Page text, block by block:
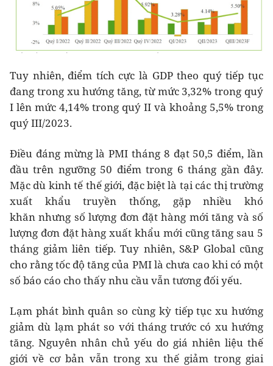
Tuy nhiên, điểm tích cực là GDP theo quý tiếp tục
đang trong xu hướng tăng, từ mức 3,32% trong quý
I lên mức 4,14% trong quý II và khoảng 5,5% trong
quý III/2023.
Điều đáng mừng là PMI tháng 8 đạt 50,5 điểm, lần
đầu trên ngưỡng 50 điểm trong 6 tháng gần đây.
Mặc dù kinh tế thế giới, đặc biệt là tại các thị trường
xuất khẩu truyền thống, gặp nhiều khó
khăn nhưng số lượng đơn đặt hàng mới tăng và số
lượng đơn đặt hàng xuất khẩu mới cũng tăng sau 5
tháng giảm liên tiếp. Tuy nhiên, S&P Global cũng
cho rằng tốc độ tăng của PMI là chưa cao khi có một
số báo cáo cho thấy nhu cầu vẫn tương đối yếu.
Lạm phát bình quân so cùng kỳ tiếp tục xu hướng
giảm dù lạm phát so với tháng trước có xu hướng
tăng. Nguyên nhân chủ yếu do giá nhiên liệu thế
giới về cơ bản vẫn trong xu thế giảm trong giai